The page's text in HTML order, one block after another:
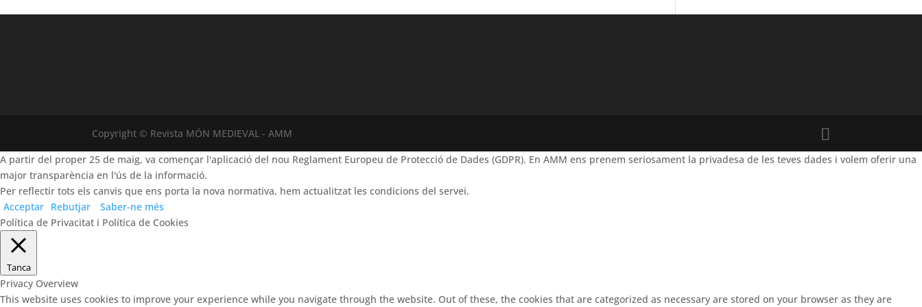
Copyright © Revista MÓN MEDIEVAL - AMM
A partir del proper 25 de maig, va començar l'aplicació del nou Reglament Europeu de Protecció de Dades (GDPR). En AMM ens prenem seriosament la privadesa de les teves dades i volem oferir una
major transparència en l'ús de la informació.
Per reflectir tots els canvis que ens porta la nova normativa, hem actualitzat les condicions del servei.
Acceptar Rebutjar
Saber-ne més
Política de Privacitat i Política de Cookies
Tanca
Privacy Overview
This website uses cookies to improve your experience while you navigate through the website. Out of these, the cookies that are categorized as necessary are stored on your browser as they are